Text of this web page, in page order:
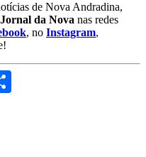
de Nova Andradina,
Jornal da Nova nas redes
, no Instagram,